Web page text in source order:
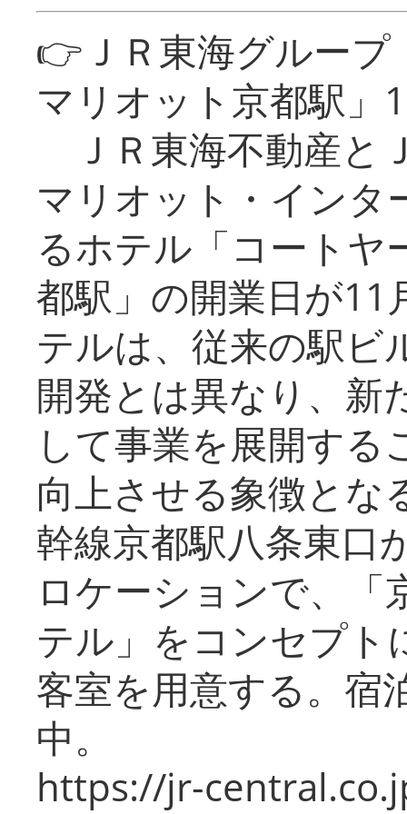
👉ＪＲ東海グルー
マリオット京都駅」
ＪＲ東海不動産と
マリオット・インタ
るホテル「コートヤ
都駅」の開業日が11
テルは、従来の駅ビ
開発とは異なり、新
して事業を展開する
向上させる象徴とな
幹線京都駅八条東口
ロケーションで、「
テル」をコンセプト
客室を用意する。宿
中。
https://jr-